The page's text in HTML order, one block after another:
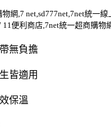
網,7 net,sd777net,7net統一
便利商店,7net統一超商購物
無負擔
皆適用
保溫